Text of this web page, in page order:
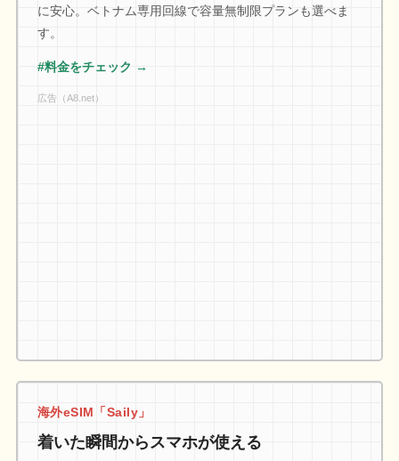
に安心。ベトナム専用回線で容量無制限プランも選べま
す。
#料金をチェック →
広告（A8.net）
海外eSIM「Saily」
着いた瞬間からスマホが使える